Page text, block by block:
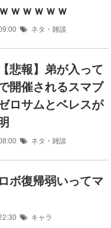
ｗｗｗｗｗ
ネタ・雑談
悲報】弟が入って
開催されるスマブ
ロサムとベレスが
ネタ・雑談
ボ復帰弱いってマ
キャラ